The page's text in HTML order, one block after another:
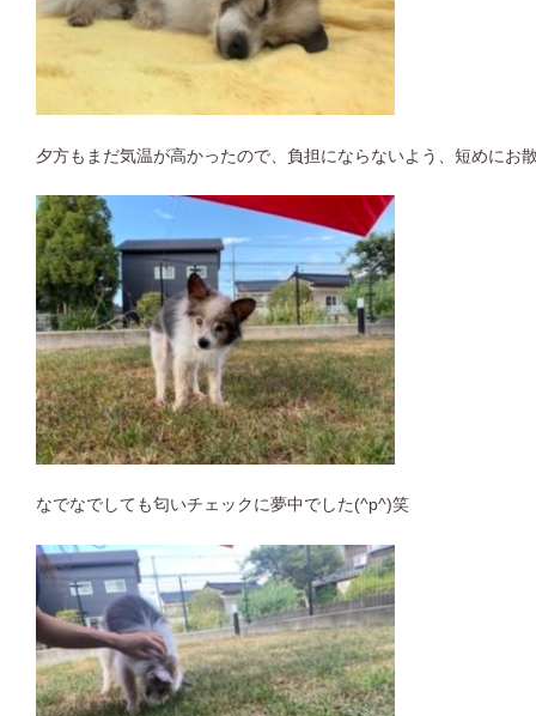
夕方もまだ気温が高かったので、負担にならないよう、短めにお
なでなでしても匂いチェックに夢中でした(^p^)笑